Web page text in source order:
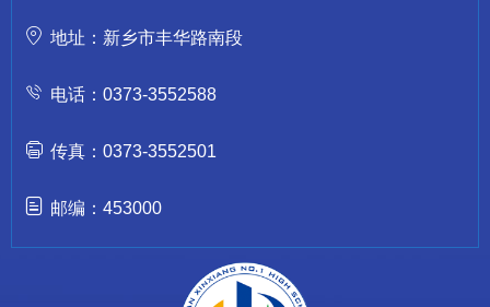
地址：新乡市丰华路南段
电话：0373-3552588
传真：0373-3552501
邮编：453000